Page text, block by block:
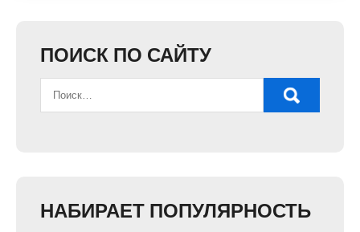
ПОИСК ПО САЙТУ
НАБИРАЕТ ПОПУЛЯРНОСТЬ